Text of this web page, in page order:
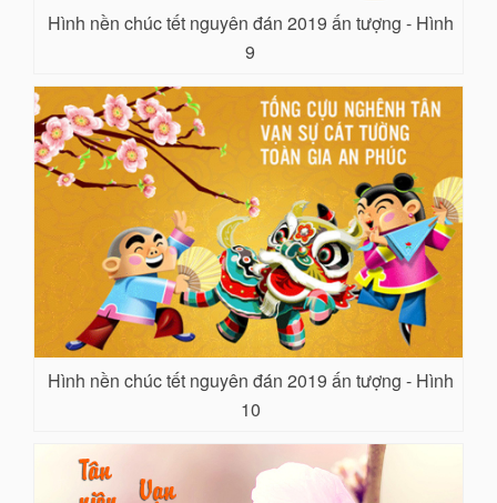
Hình nền chúc tết nguyên đán 2019 ấn tượng - Hình
9
Hình nền chúc tết nguyên đán 2019 ấn tượng - Hình
10